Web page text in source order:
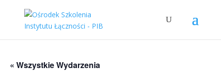
« Wszystkie Wydarzenia